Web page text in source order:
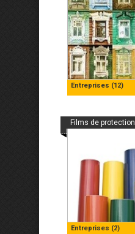
Entreprises (12)
Entreprises (2)
Films de protection